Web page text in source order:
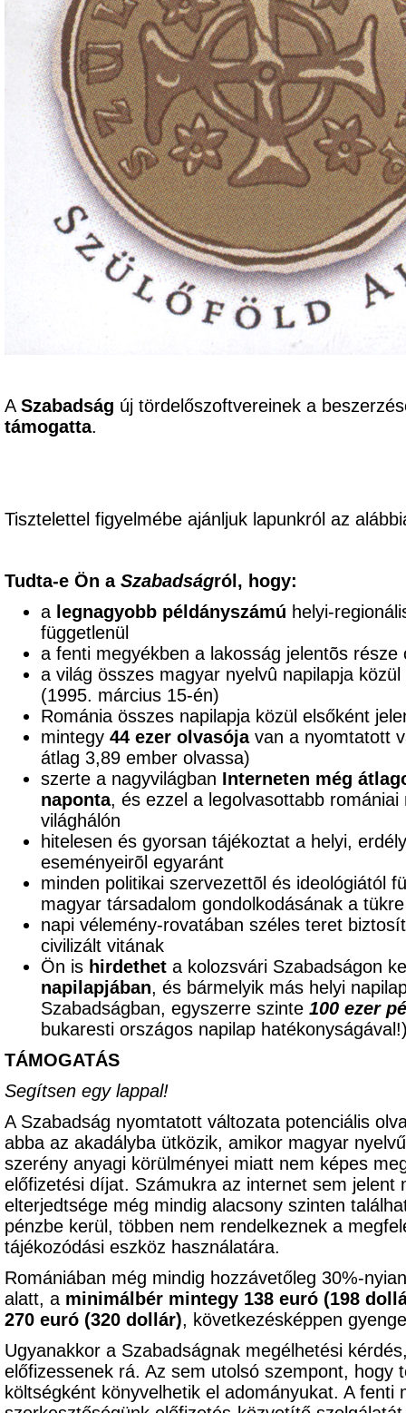
A Szabadság új tördelőszoftvereinek a
támogatta.
Tisztelettel figyelmébe ajánljuk lapunkról az
Tudta-e Ön a Szabadságról, hogy:
a legnagyobb példányszámú helyi-
függetlenül
a fenti megyékben a lakosság jelentõs
a világ összes magyar nyelvû napilapja
(1995. március 15-én)
Románia összes napilapja közül elsőként
mintegy 44 ezer olvasójavan a nyomtatott
átlag 3,89 ember olvassa)
szerte a nagyvilágban Interneten még
naponta, és ezzel a legolvasottabb
világhálón
hitelesen és gyorsan tájékoztat a helyi,
eseményeirõl egyaránt
minden politikai szervezettõl és ideológiától
magyar társadalom gondolkodásának a tükre
napi vélemény-rovatában széles teret
civilizált vitának
Ön is hirdethet a kolozsvári Szabadságon
napilapjában, és bármelyik más helyi
Szabadságban, egyszerre szinte 100 ezer
bukaresti országos napilap
TÁMOGATÁS
Segítsen egy lappal!
A Szabadság nyomtatott változata potenciális
abba az akadályba ütközik, amikor magyar
szerény anyagi körülményei miatt nem képes
előfizetési díjat. Számukra az internet sem jelent
elterjedtsége még mindig alacsony szinten
pénzbe kerül, többen nem rendelkeznek a
tájékozódási eszköz használatára.
Romániában még mindig hozzávetőleg 30%-
alatt, a minimálbér mintegy 138 euró (198
270 euró (320 dollár), következésképpen
Ugyanakkor a Szabadságnak megélhetési
előfizessenek rá. Az sem utolsó szempont, hogy
költségként könyvelhetik el adományukat. A fenti